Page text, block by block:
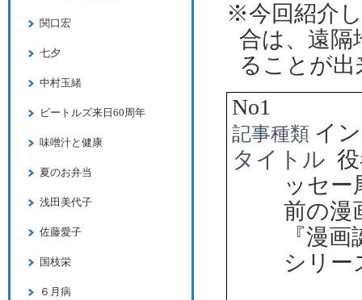
※今回紹介
合は、遠隔
ることが
No1
記事種類 イ
タイトル
ッセ
前の漫
『漫
シリー
関口宏
七夕
中村玉緒
ビートルズ来日60周年
味噌汁と健康
夏のお弁当
浅田美代子
佐藤愛子
国枝栄
６月病